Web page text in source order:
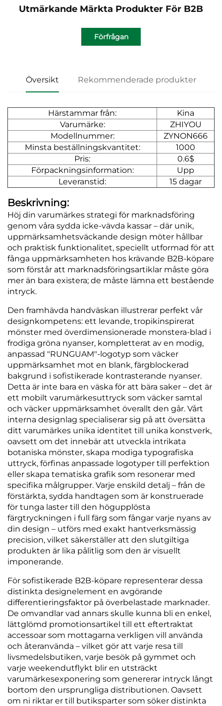
Utmärkande Märkta Produkter För B2B
Förfrågan
Översikt Rekommenderade produkter
Härstammar från:
Kina
Varumärke:
ZHIYOU
Modellnummer:
ZYNON666
Minsta beställningskvantitet:
1000
Pris:
0.6$
Förpackningsinformation:
Upp
Leveranstid:
15 dagar
Beskrivning:
Höj din varumärkes strategi för marknadsföring
genom våra sydda icke-vävda kassar – där unik,
uppmärksamhetsväckande design möter hållbar
och praktisk funktionalitet, speciellt utformad för att
fånga uppmärksamheten hos krävande B2B-köpare
som förstår att marknadsföringsartiklar måste göra
mer än bara existera; de måste lämna ett bestående
intryck.
Den framhävda handväskan illustrerar perfekt vår
designkompetens: ett levande, tropikinspirerat
mönster med överdimensionerade monstera-blad i
frodiga gröna nyanser, kompletterat av en modig,
anpassad "RUNGUAM"-logotyp som väcker
uppmärksamhet mot en blank, färgblockerad
bakgrund i sofistikerade kontrasterande nyanser.
Detta är inte bara en väska för att bära saker – det är
ett mobilt varumärkesuttryck som väcker samtal
och väcker uppmärksamhet överallt den går. Vårt
interna designlag specialiserar sig på att översätta
ditt varumärkes unika identitet till unika konstverk,
oavsett om det innebär att utveckla intrikata
botaniska mönster, skapa modiga typografiska
uttryck, förfinas anpassade logotyper till perfektion
eller skapa tematiska grafik som resonerar med
specifika målgrupper. Varje enskild detalj – från de
förstärkta, sydda handtagen som är konstruerade
för tunga laster till den högupplösta
färgtryckningen i full färg som fångar varje nyans av
din design – utförs med exakt hantverksmässig
precision, vilket säkerställer att den slutgiltiga
produkten är lika pålitlig som den är visuellt
imponerande.
För sofistikerade B2B-köpare representerar dessa
distinkta designelement en avgörande
differentieringsfaktor på överbelastade marknader.
De omvandlar vad annars skulle kunna bli en enkel,
lättglömd promotionsartikel till ett eftertraktat
accessoar som mottagarna verkligen vill använda
och återanvända – vilket gör att varje resa till
livsmedelsbutiken, varje besök på gymmet och
varje weekendutflykt blir en utsträckt
varumärkesexponering som genererar intryck långt
bortom den ursprungliga distributionen. Oavsett
om ni riktar er till butiksparter som söker distinkta